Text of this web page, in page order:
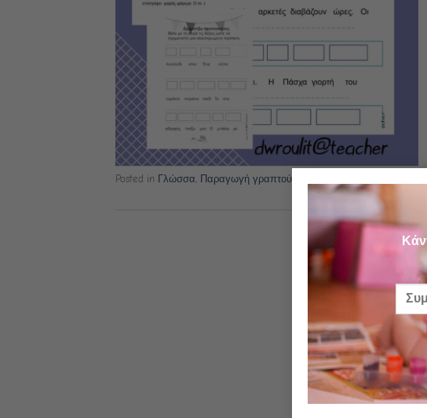
Posted in Γλώσσα, Παραγωγή γραπτού λόγου